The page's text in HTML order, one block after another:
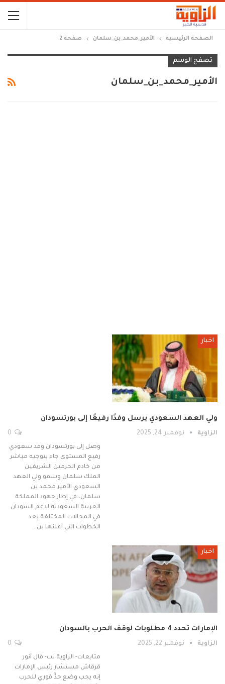
الصفحة الرئيسية الأمير_محمد_بن_سلمان صفحة 2
تصفح الوسم
الأمير_محمد_بن_سلمان
اخبار
ولي العهد السعودي يرسل وفدًا رفيعًا إلى بورتسودان
الزاوية نوفمبر 24, 2025
وصل إلى بورتسودان وفد سعودي
رفيع المستوى جاء بتوجيه مباشر
من خادم الحرمين الشريفين
الملك سلمان وسمو ولي العهد
السعودي الأمير محمد بن
سلمان، في إطار جهود المملكة
العربية السعودية لدعم السودان
في المجالات المختلفة بعد
الخطوات التي أعلنها بن…
اخبار
الإمارات تحدد 4 مطلوبات لوقف الحرب بالسودان
الزاوية نوفمبر 22, 2025
متابعات- الزاوية نت- قال أنور
قرقاش مستشار رئيس الإمارات
إنه يجب وضع حدٍّ فوري للحرب